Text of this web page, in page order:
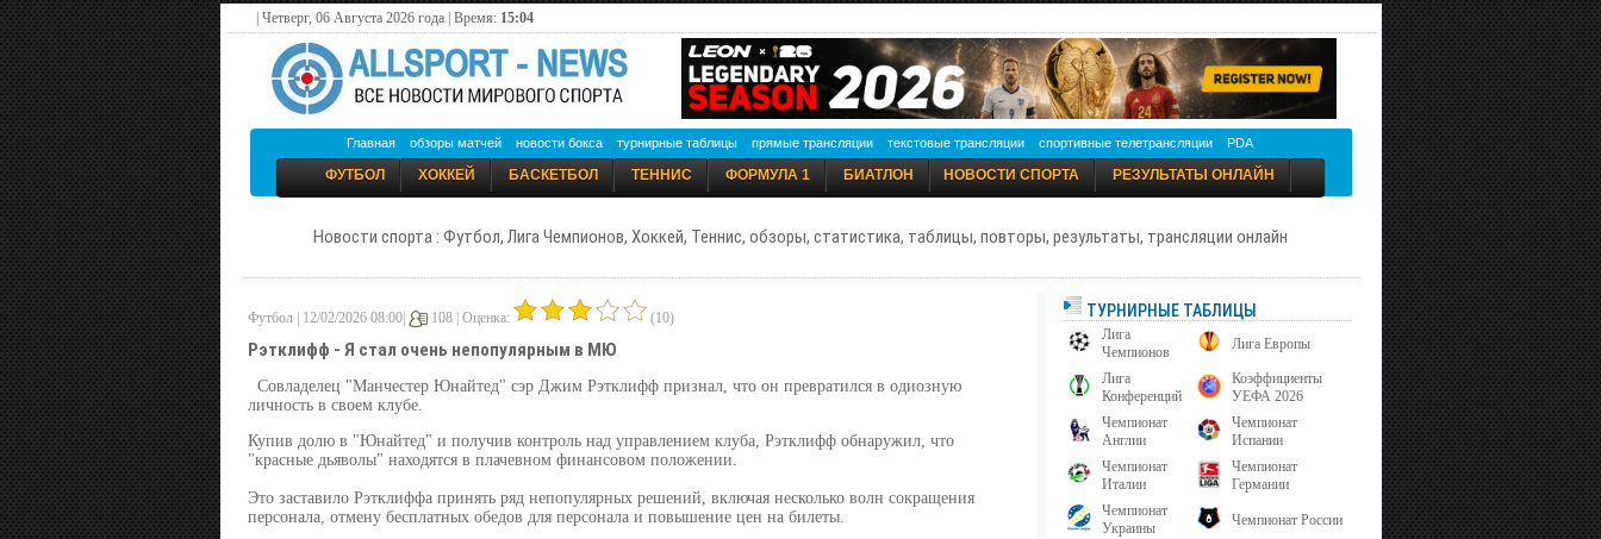
| Четверг, 06 Августа 2026 года | Время: 15:04
Главная обзоры матчей новости бокса турнирные таблицы прямые трансляции текстовые трансляции спортивные телетрансляции PDA
ФУТБОЛ ХОККЕЙ БАСКЕТБОЛ ТЕННИС ФОРМУЛА 1 БИАТЛОН НОВОСТИ СПОРТА РЕЗУЛЬТАТЫ ОНЛАЙН
Новости спорта : Футбол, Лига Чемпионов, Хоккей, Теннис, обзоры, статистика, таблицы, повторы, результаты, трансляции онлайн
Футбол | 12/02/2026 08:00| 108 | Оценка: (10)
Рэтклифф - Я стал очень непопулярным в МЮ
Совладелец "Манчестер Юнайтед" сэр Джим Рэтклифф признал, что он превратился в одиозную
личность в своем клубе.
Купив долю в "Юнайтед" и получив контроль над управлением клуба, Рэтклифф обнаружил, что
"красные дьяволы" находятся в плачевном финансовом положении.
Это заставило Рэтклиффа принять ряд непопулярных решений, включая несколько волн сокращения
персонала, отмену бесплатных обедов для персонала и повышение цен на билеты.
ТУРНИРНЫЕ ТАБЛИЦЫ
Лига
Чемпионов
Лига Европы
Лига
Конференций
Коэффициенты
УЕФА 2026
Чемпионат
Англии
Чемпионат
Испании
Чемпионат
Италии
Чемпионат
Германии
Чемпионат
Украины
Чемпионат России